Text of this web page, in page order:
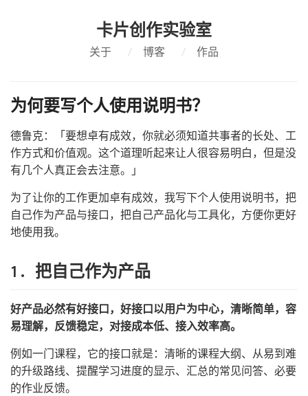
卡片创作实验室
关于 / 博客 / 作品
为何要写个人使用说明书？
德鲁克：「要想卓有成效，你就必须知道共事者的长处、工
作方式和价值观。这个道理听起来让人很容易明白，但是没
有几个人真正会去注意。」
为了让你的工作更加卓有成效，我写下个人使用说明书，把
自己作为产品与接口，把自己产品化与工具化，方便你更好
地使用我。
1. 把自己作为产品
好产品必然有好接口，好接口以用户为中心，清晰简单，容
易理解，反馈稳定，对接成本低、接入效率高。
例如一门课程，它的接口就是：清晰的课程大纲、从易到难
的升级路线、提醒学习进度的显示、汇总的常见问答、必要
的作业反馈。